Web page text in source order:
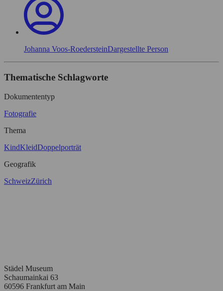
Johanna Voos-RoedersteinDargestellte Person
Thematische Schlagworte
Dokumententyp
Fotografie
Thema
KindKleidDoppelporträt
Geografik
SchweizZürich
Städel Museum
Schaumainkai 63
60596 Frankfurt am Main